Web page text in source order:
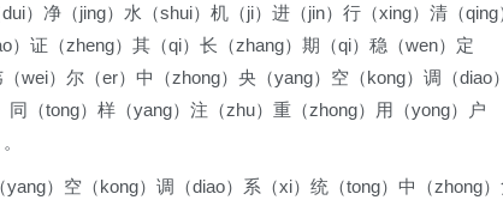
）净（jing）水（shui）机（ji）进（jin）行（xing）清（qing
证（zheng）其（qi）长（zhang）期（qi）稳（wen）定
wei）尔（er）中（zhong）央（yang）空（kong）调（diao）
（tong）样（yang）注（zhu）重（zhong）用（yong）户
）空（kong）调（diao）系（xi）统（tong）中（zhong）